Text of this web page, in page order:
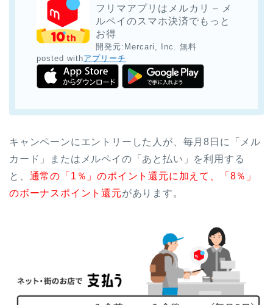
フリマアプリはメルカリ – メ
ルペイのスマホ決済でもっと
お得
開発元: Mercari, Inc.
無料
posted withアプリーチ
キャンペーンにエントリーした人が、毎月8日に「メル
カード」またはメルペイの「あと払い」を利用する
と、 通常の「1％」のポイント還元に加えて、「8％」
のボーナスポイント還元があります。